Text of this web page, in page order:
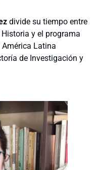
divide su tiempo entre
y el programa
América Latina
de Investigación y